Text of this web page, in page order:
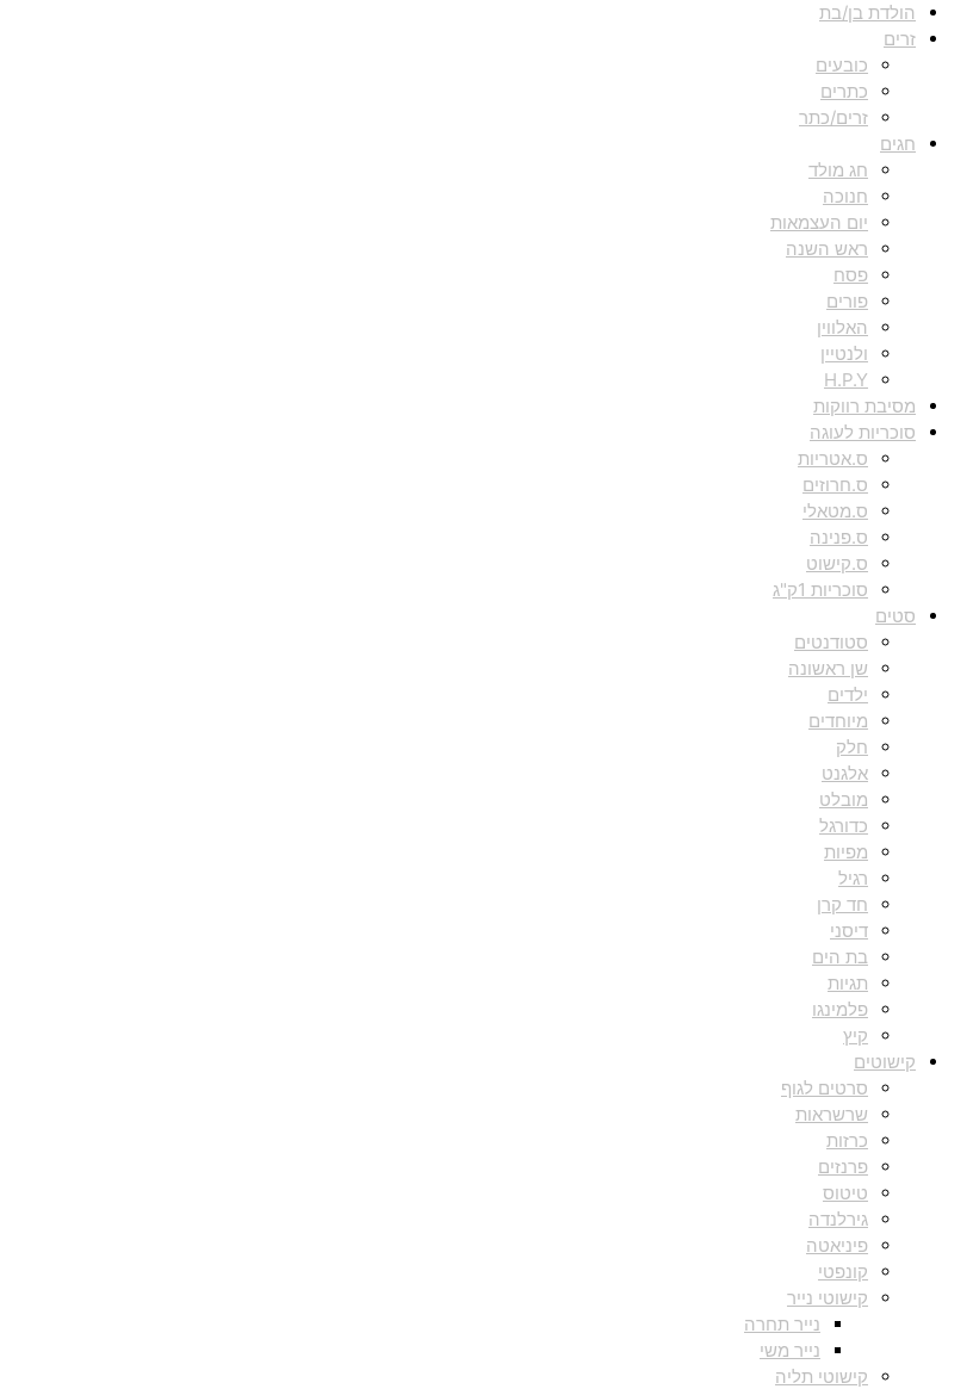
הולדת בן/בת
זרים
כובעים
כתרים
זרים/כתר
חגים
חג מולד
חנוכה
יום העצמאות
ראש השנה
פסח
פורים
האלווין
ולנטיין
H.P.Y
מסיבת רווקות
סוכריות לעוגה
ס.אטריות
ס.חרוזים
ס.מטאלי
ס.פנינה
ס.קישוט
סוכריות 1ק"ג
סטים
סטודנטים
שן ראשונה
ילדים
מיוחדים
חלק
אלגנט
מובלט
כדורגל
מפיות
רגיל
חד קרן
דיסני
בת הים
תגיות
פלמינגו
קיץ
קישוטים
סרטים לגוף
שרשראות
כרזות
פרנזים
טיטוס
גירלנדה
פיניאטה
קונפטי
קישוטי נייר
נייר תחרה
נייר משי
קישוטי תליה